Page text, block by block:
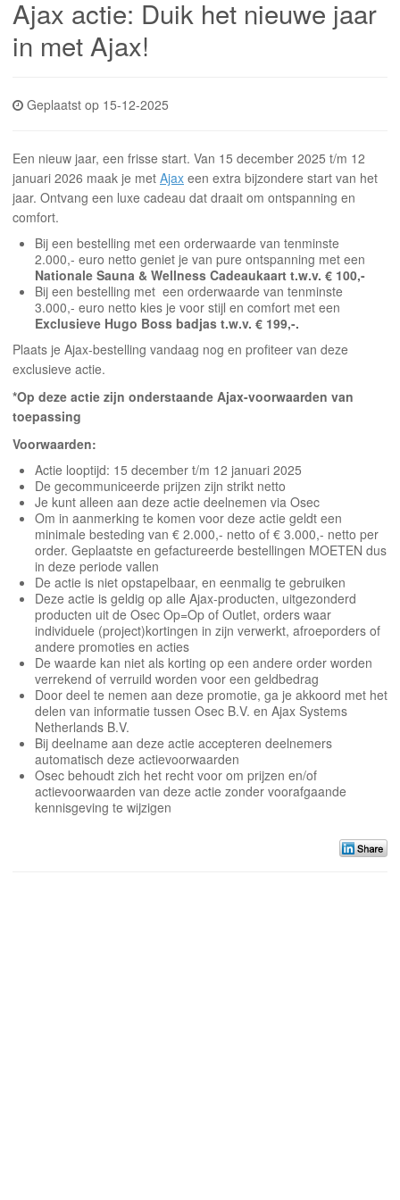
Ajax actie: Duik het nieuwe jaar
in met Ajax!
Geplaatst op 15-12-2025
Een nieuw jaar, een frisse start. Van 15 december 2025 t/m 12
januari 2026 maak je met Ajax een extra bijzondere start van het
jaar. Ontvang een luxe cadeau dat draait om ontspanning en
comfort.
Bij een bestelling met een orderwaarde van tenminste
2.000,- euro netto geniet je van pure ontspanning met een
Nationale Sauna & Wellness Cadeaukaart t.w.v. € 100,-
Bij een bestelling met een orderwaarde van tenminste
3.000,- euro netto kies je voor stijl en comfort met een
Exclusieve Hugo Boss badjas t.w.v. € 199,-.
Plaats je Ajax-bestelling vandaag nog en profiteer van deze
exclusieve actie.
*Op deze actie zijn onderstaande Ajax-voorwaarden van
toepassing
Voorwaarden:
Actie looptijd: 15 december t/m 12 januari 2025
De gecommuniceerde prijzen zijn strikt netto
Je kunt alleen aan deze actie deelnemen via Osec
Om in aanmerking te komen voor deze actie geldt een
minimale besteding van € 2.000,- netto of € 3.000,- netto per
order. Geplaatste en gefactureerde bestellingen MOETEN dus
in deze periode vallen
De actie is niet opstapelbaar, en eenmalig te gebruiken
Deze actie is geldig op alle Ajax-producten, uitgezonderd
producten uit de Osec Op=Op of Outlet, orders waar
individuele (project)kortingen in zijn verwerkt, afroeporders of
andere promoties en acties
De waarde kan niet als korting op een andere order worden
verrekend of verruild worden voor een geldbedrag
Door deel te nemen aan deze promotie, ga je akkoord met het
delen van informatie tussen Osec B.V. en Ajax Systems
Netherlands B.V.
Bij deelname aan deze actie accepteren deelnemers
automatisch deze actievoorwaarden
Osec behoudt zich het recht voor om prijzen en/of
actievoorwaarden van deze actie zonder voorafgaande
kennisgeving te wijzigen